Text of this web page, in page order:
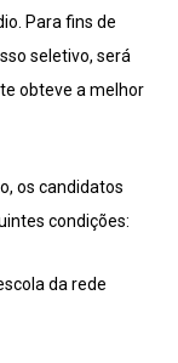
Para fins de
seletivo, será
obteve a melhor
os candidatos
condições:
da rede